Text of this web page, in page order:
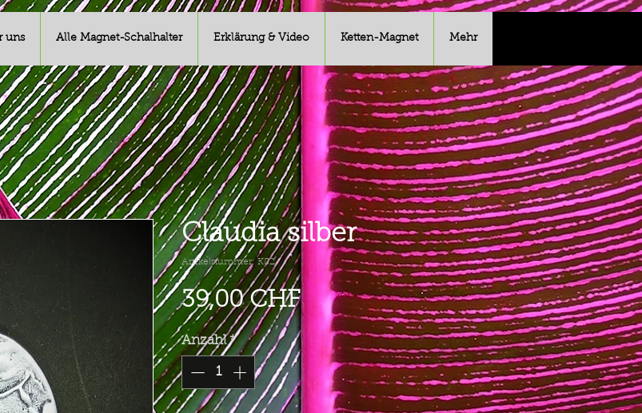
uns Alle Magnet-Schalhalter Erklärung & Video Ketten-Magnet Mehr
Claudia silber
Artikelnummer: K82
39,00 CHFPreis
Anzahl *